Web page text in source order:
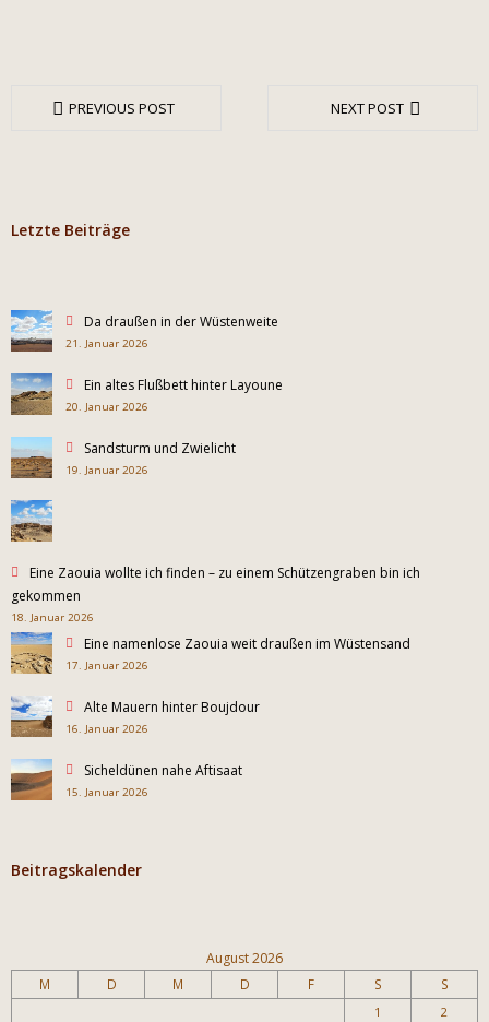
PREVIOUS POST NEXT POST
Letzte Beiträge
Da draußen in der Wüstenweite
21. Januar 2026
Ein altes Flußbett hinter Layoune
20. Januar 2026
Sandsturm und Zwielicht
19. Januar 2026
Eine Zaouia wollte ich finden – zu einem Schützengraben bin ich
gekommen
18. Januar 2026
Eine namenlose Zaouia weit draußen im Wüstensand
17. Januar 2026
Alte Mauern hinter Boujdour
16. Januar 2026
Sicheldünen nahe Aftisaat
15. Januar 2026
Beitragskalender
August 2026
M D M D F S S
1
2